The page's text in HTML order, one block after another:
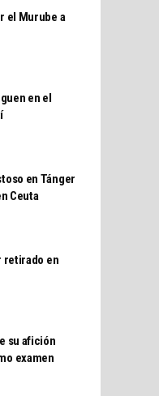
el Murube a
en el
en Tánger
Ceuta
retirado en
su afición
examen